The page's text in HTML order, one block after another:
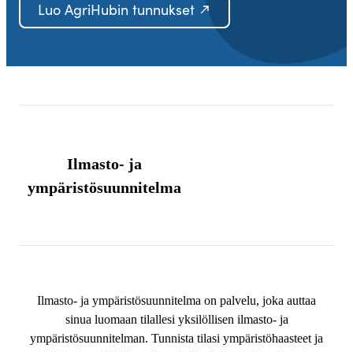
Luo AgriHubin tunnukset
Ilmasto- ja
ympäristösuunnitelma
Ilmasto- ja ympäristösuunnitelma on palvelu, joka auttaa
sinua luomaan tilallesi yksilöllisen ilmasto- ja
ympäristösuunnitelman. Tunnista tilasi ympäristöhaasteet ja